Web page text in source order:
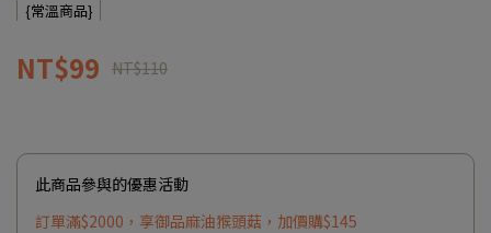
{常溫商品}
NT$99 NT$110
此商品參與的優惠活動
訂單滿$2000，享御品麻油猴頭菇，加價購$145